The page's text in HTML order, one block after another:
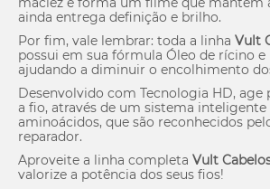
ainda entrega definição e brilho.
Por fim, vale lembrar: toda a linhaVult
possui em sua fórmula Óleo de rícino e
ajudando a diminuir o encolhimento
Desenvolvido com Tecnologia HD,
a fio, através de um sistema
aminoácidos, que são reconhecidos
reparador.
Aproveite a linha completaVult
valorize a potência dos seus fios!